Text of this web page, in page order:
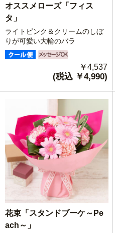
オススメローズ「フィス
タ」
ライトピンク＆クリームのしぼ
りが可愛い大輪のバラ
￥4,537
(税込 ￥4,990)
花束「スタンドブーケ～Pe
ach～」